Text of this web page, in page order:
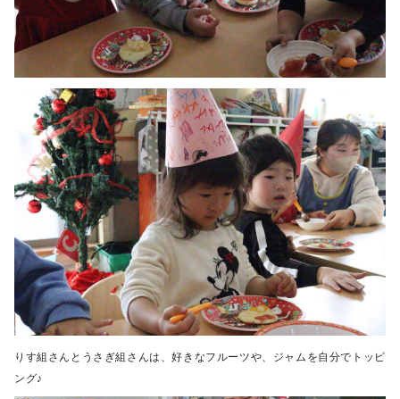
りす組さんとうさぎ組さんは、好きなフルーツや、ジャムを自分でトッピ
ング♪